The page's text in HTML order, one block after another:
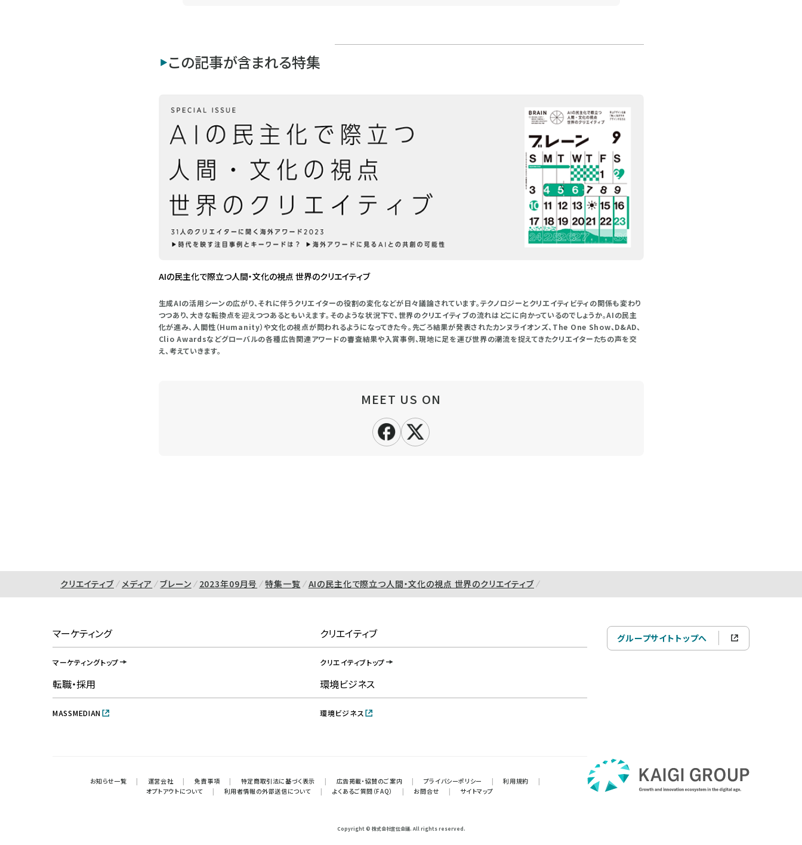
この記事が含まれる特集
AIの民主化で際立つ人間・文化の視点 世界のクリエイティブ
生成AIの活用シーンの広がり、それに伴うクリエイターの役割の変化などが日々議論されています。テクノロジーとクリエイティビティの関係も変わり
つつあり、大きな転換点を迎えつつあるともいえます。そのような状況下で、世界のクリエイティブの流れはどこに向かっているのでしょうか。AIの民主
化が進み、人間性（Humanity）や文化の視点が問われるようになってきた今。先ごろ結果が発表されたカンヌライオンズ、The One Show、D&AD、
Clio Awardsなどグローバルの各種広告関連アワードの審査結果や入賞事例、現地に足を運び世界の潮流を捉えてきたクリエイターたちの声を交
え、考えていきます。
MEET US ON
クリエイティブ メディア ブレーン 2023年09月号 特集一覧 AIの民主化で際立つ人間・文化の視点 世界のクリエイティブ
マーケティング
マーケティングトップ
クリエイティブ
クリエイティブトップ
転職・採用
MASSMEDIAN
環境ビジネス
環境ビジネス
お知らせ一覧 | 運営会社 | 免責事項 | 特定商取引法に基づく表示 | 広告掲載・協賛のご案内 | プライバシーポリシー | 利用規約
|
オプトアウトについて
| 利用者情報の外部送信について | よくあるご質問（FAQ） | お問合せ | サイトマップ
グループサイトトップへ
Copyright © 株式会社宣伝会議. All rights reserved.